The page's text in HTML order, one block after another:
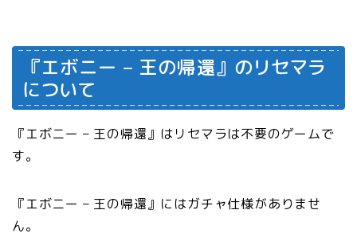
『エボニー – 王の帰還』のリセマラ
について
『エボニー – 王の帰還』はリセマラは不要のゲームで
す。
『エボニー – 王の帰還』にはガチャ仕様がありませ
ん。